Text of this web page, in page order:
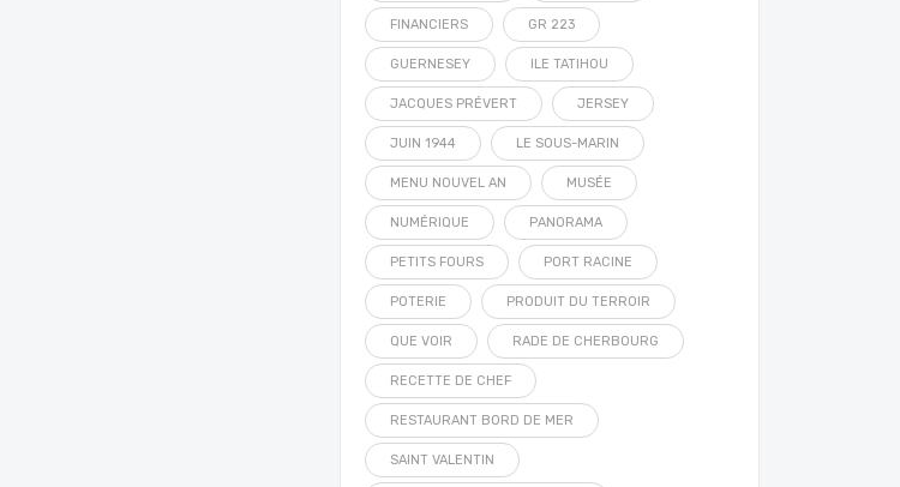
FINANCIERS GR 223
GUERNESEY ILE TATIHOU
JACQUES PRÉVERT JERSEY
JUIN 1944 LE SOUS-MARIN
MENU NOUVEL AN MUSÉE
NUMÉRIQUE PANORAMA
PETITS FOURS PORT RACINE
POTERIE PRODUIT DU TERROIR
QUE VOIR RADE DE CHERBOURG
RECETTE DE CHEF
RESTAURANT BORD DE MER
SAINT VALENTIN